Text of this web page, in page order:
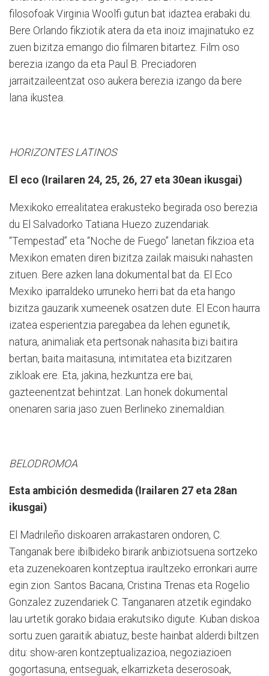
filosofoak Virginia Woolfi gutun bat idaztea erabaki du.
Bere Orlando fikziotik atera da eta inoiz imajinatuko ez
zuen bizitza emango dio filmaren bitartez. Film oso
berezia izango da eta Paul B. Preciadoren
jarraitzaileentzat oso aukera berezia izango da bere
lana ikustea.
HORIZONTES LATINOS
El eco (Irailaren 24, 25, 26, 27 eta 30ean ikusgai)
Mexikoko errealitatea erakusteko begirada oso berezia
du El Salvadorko Tatiana Huezo zuzendariak.
“Tempestad” eta “Noche de Fuego” lanetan fikzioa eta
Mexikon ematen diren bizitza zailak maisuki nahasten
zituen. Bere azken lana dokumental bat da. El Eco
Mexiko iparraldeko urruneko herri bat da eta hango
bizitza gauzarik xumeenek osatzen dute. El Econ haurra
izatea esperientzia paregabea da lehen egunetik,
natura, animaliak eta pertsonak nahasita bizi baitira
bertan, baita maitasuna, intimitatea eta bizitzaren
zikloak ere. Eta, jakina, hezkuntza ere bai,
gazteenentzat behintzat. Lan honek dokumental
onenaren saria jaso zuen Berlineko zinemaldian.
BELODROMOA
Esta ambición desmedida (Irailaren 27 eta 28an
ikusgai)
El Madrileño diskoaren arrakastaren ondoren, C.
Tanganak bere ibilbideko birarik anbiziotsuena sortzeko
eta zuzenekoaren kontzeptua iraultzeko erronkari aurre
egin zion. Santos Bacana, Cristina Trenas eta Rogelio
Gonzalez zuzendariek C. Tanganaren atzetik egindako
lau urtetik gorako bidaia erakutsiko digute. Kuban diskoa
sortu zuen garaitik abiatuz, beste hainbat alderdi biltzen
ditu: show-aren kontzeptualizazioa, negoziazioen
gogortasuna, entseguak, elkarrizketa deserosoak,